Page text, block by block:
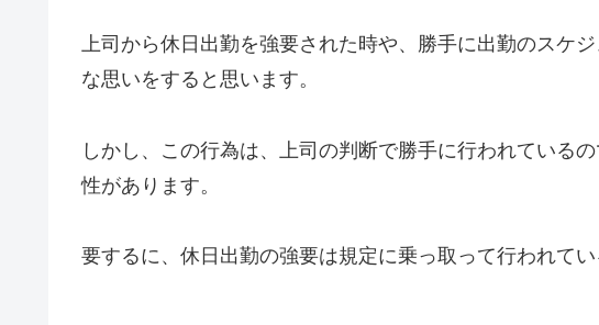
上司から休日出勤を強要された時や、勝手に出勤のスケ
な思いをすると思います。
しかし、この行為は、上司の判断で勝手に行われている
性があります。
要するに、休日出勤の強要は規定に乗っ取って行われて